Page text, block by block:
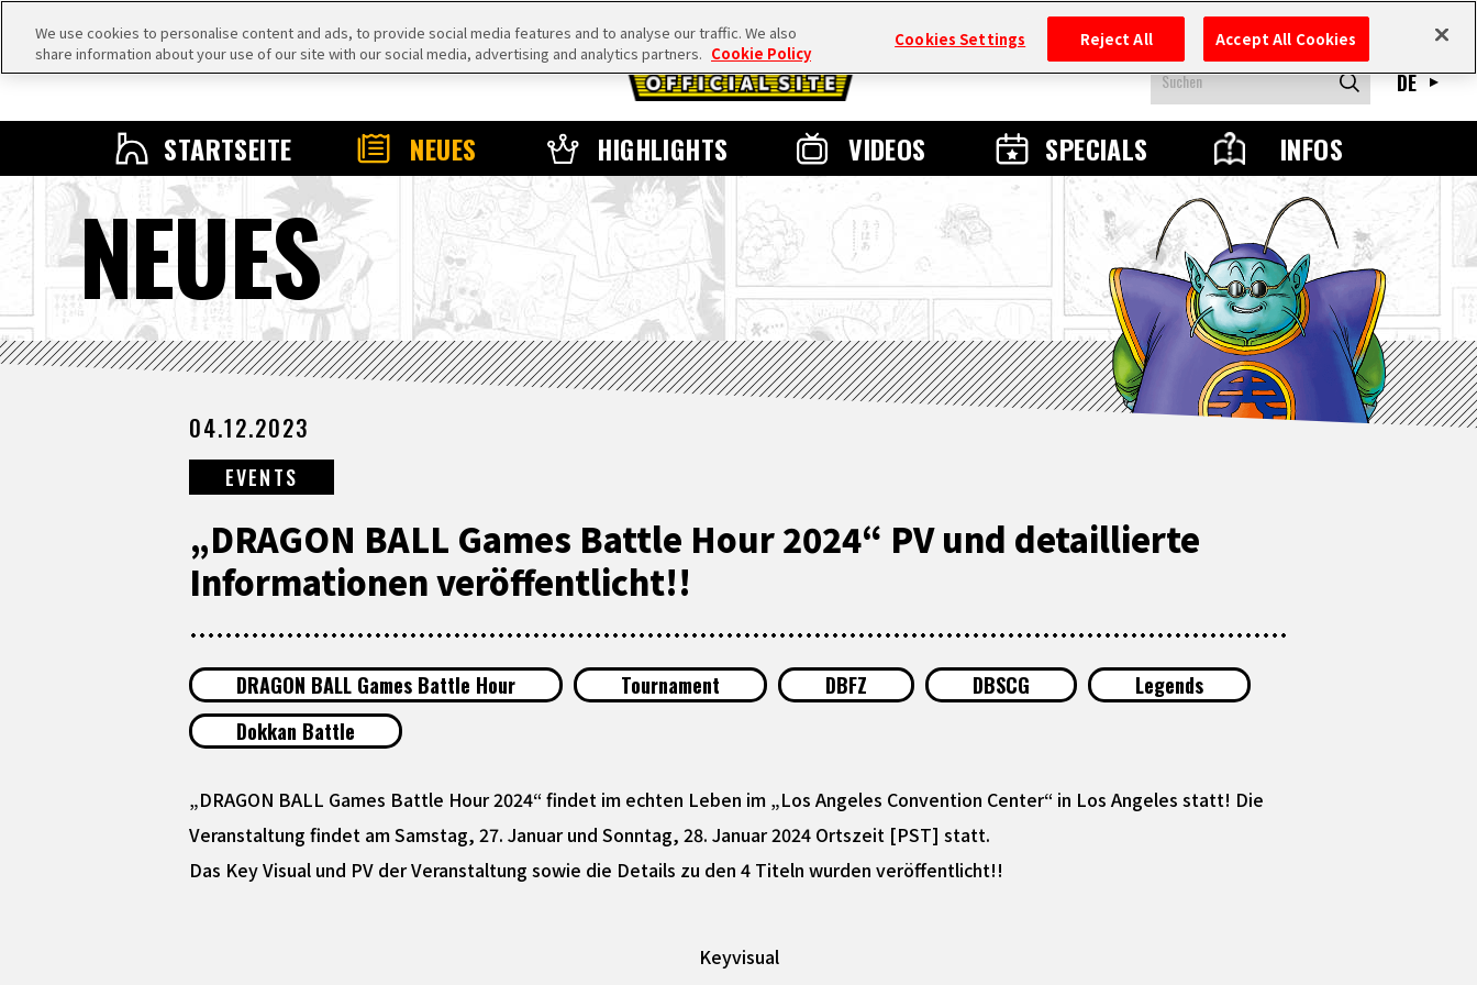
STARTSEITE NEUES HIGHLIGHTS VIDEOS SPECIALS INFOS
DE
NEUES
04.12.2023
EVENTS
„DRAGON BALL Games Battle Hour 2024“ PV und detaillierte
Informationen veröffentlicht!!
DRAGON BALL Games Battle Hour Tournament DBFZ DBSCG
Legends
Dokkan Battle
„DRAGON BALL Games Battle Hour 2024“ findet im echten Leben im „Los Angeles Convention Center“ in Los Angeles statt! Die
Veranstaltung findet am Samstag, 27. Januar und Sonntag, 28. Januar 2024 Ortszeit [PST] statt.
Das Key Visual und PV der Veranstaltung sowie die Details zu den 4 Titeln wurden veröffentlicht!!
Keyvisual
We use cookies to personalise content and ads, to provide social media features and to analyse our traffic. We also
share information about your use of our site with our social media, advertising and analytics partners. Cookie Policy
Cookies Settings Reject All Accept All Cookies